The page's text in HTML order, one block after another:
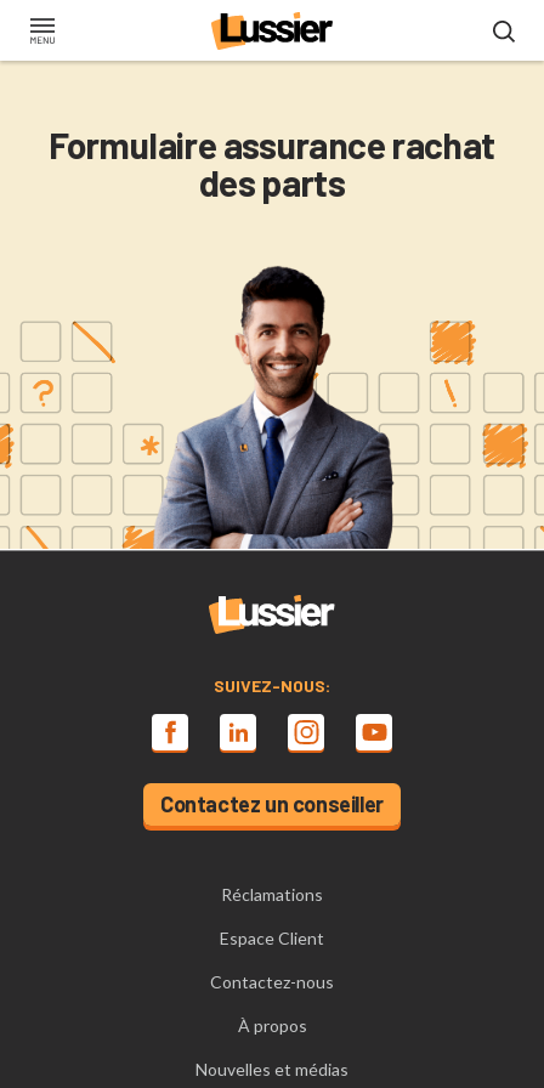
Aller
Formulaire assurance rachat
des parts
SUIVEZ-NOUS:
Contactez un conseiller
Réclamations
Espace Client
Contactez-nous
À propos
Nouvelles et médias